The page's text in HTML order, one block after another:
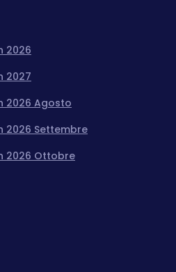
2026
2027
2026 Agosto
2026 Settembre
2026 Ottobre